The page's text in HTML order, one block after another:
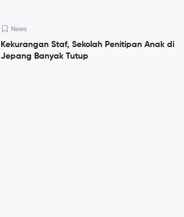
News
Kekurangan Staf, Sekolah Penitipan Anak di
Jepang Banyak Tutup